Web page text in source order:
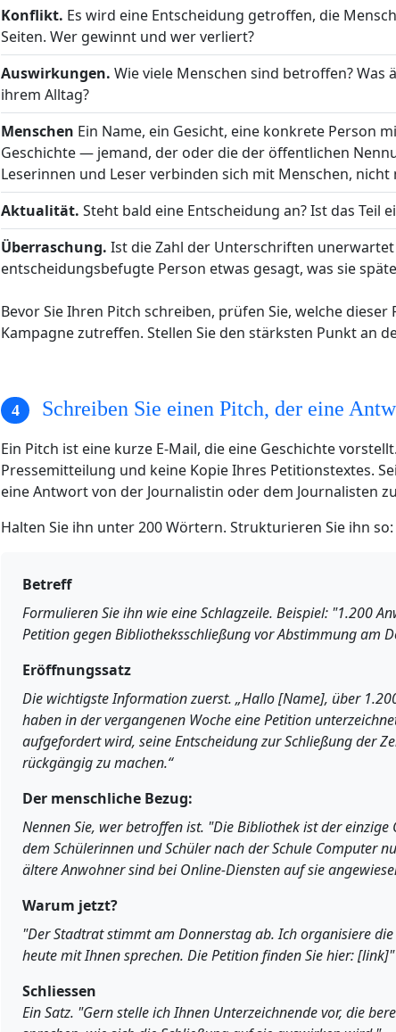
Konflikt. Es wird eine Entscheidung getroffen, die
Seiten. Wer gewinnt und wer verliert?
Auswirkungen. Wie viele Menschen sind betroffen? Was
ihrem Alltag?
Menschen Ein Name, ein Gesicht, eine konkrete Person
Geschichte — jemand, der oder die der öffentlichen
Leserinnen und Leser verbinden sich mit Menschen, nicht
Aktualität. Steht bald eine Entscheidung an? Ist das Teil
Überraschung. Ist die Zahl der Unterschriften unerwartet
entscheidungsbefugte Person etwas gesagt, was sie
Bevor Sie Ihren Pitch schreiben, prüfen Sie, welche
Kampagne zutreffen. Stellen Sie den stärksten Punkt an
Schreiben Sie einen Pitch, der eine
Ein Pitch ist eine kurze E-Mail, die eine Geschichte
Pressemitteilung und keine Kopie Ihres Petitionstextes.
eine Antwort von der Journalistin oder dem Journalisten
Halten Sie ihn unter 200 Wörtern. Strukturieren Sie ihn so:
Betreff
Formulieren Sie ihn wie eine Schlagzeile. Beispiel: "1.200
Petition gegen Bibliotheksschließung vor Abstimmung am
Eröffnungssatz
Die wichtigste Information zuerst. „Hallo [Name], über
haben in der vergangenen Woche eine Petition
aufgefordert wird, seine Entscheidung zur Schließung der
rückgängig zu machen.“
Der menschliche Bezug:
Nennen Sie, wer betroffen ist. "Die Bibliothek ist der einzige
dem Schülerinnen und Schüler nach der Schule Computer
ältere Anwohner sind bei Online-Diensten auf sie
Warum jetzt?
"Der Stadtrat stimmt am Donnerstag ab. Ich organisiere
heute mit Ihnen sprechen. Die Petition finden Sie hier: [link]"
Schliessen
Ein Satz. "Gern stelle ich Ihnen Unterzeichnende vor, die